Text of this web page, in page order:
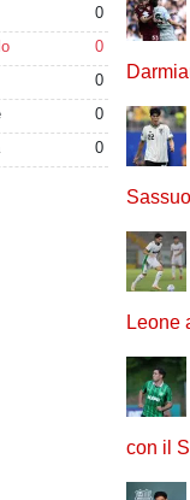
0
0
0
0
0
Leone
con il